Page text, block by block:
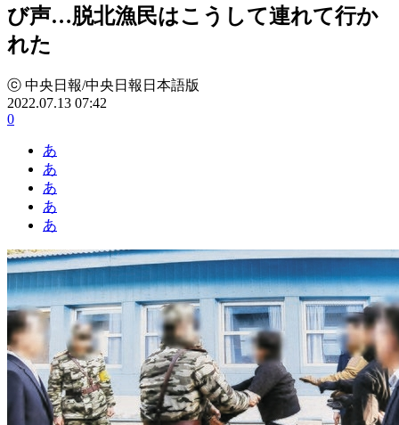
び声…脱北漁民はこうして連れて行か
れた
ⓒ 中央日報/中央日報日本語版
2022.07.13 07:42
0
あ
あ
あ
あ
あ